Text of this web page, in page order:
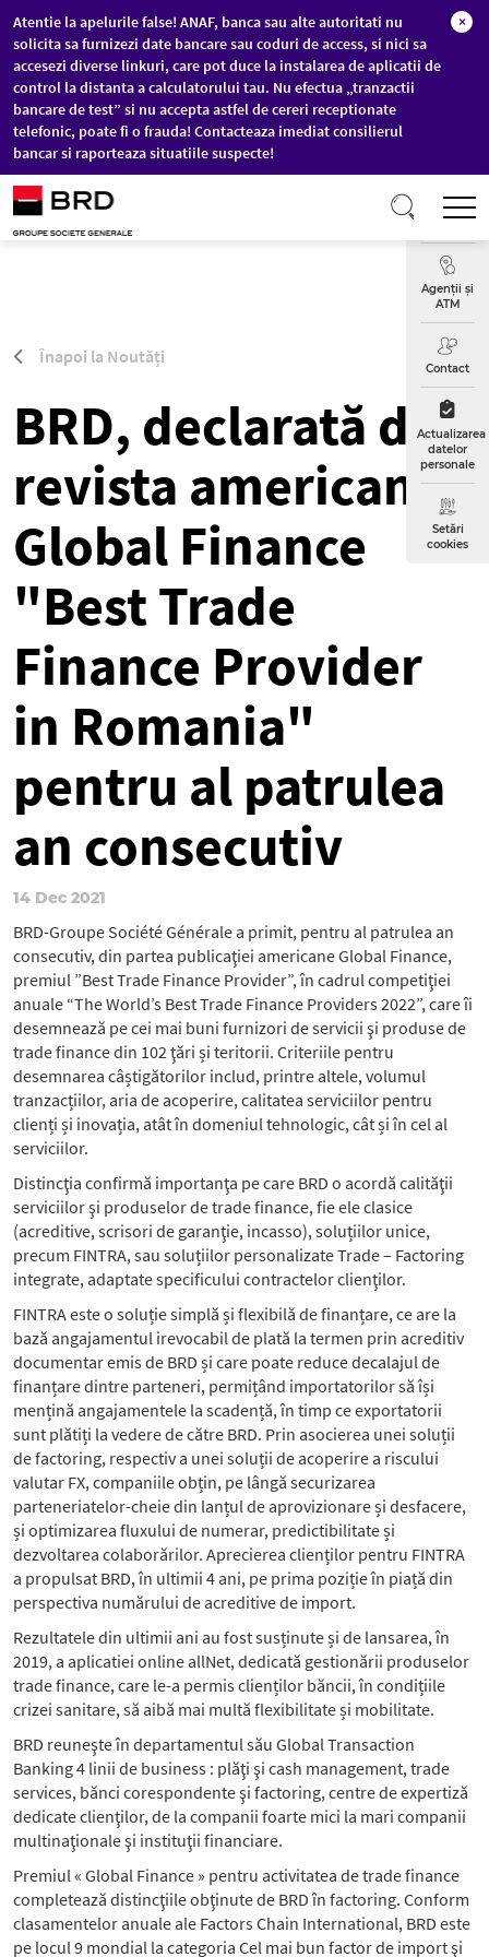
Sari la conținutul principal
Atentie la apelurile false! ANAF, banca sau alte autoritati nu
solicita sa furnizezi date bancare sau coduri de access, si nici sa
accesezi diverse linkuri, care pot duce la instalarea de aplicatii de
control la distanta a calculatorului tau. Nu efectua „tranzactii
bancare de test” si nu accepta astfel de cereri receptionate
telefonic, poate fi o frauda! Contacteaza imediat consilierul
bancar si raporteaza situatiile suspecte!
×
Curs
Agenții și
ATM
Contact
Actualizarea
datelor
personale
Setări
cookies
Înapoi la Noutăți
BRD, declarată de
revista americană
Global Finance
"Best Trade
Finance Provider
in Romania"
pentru al patrulea
an consecutiv
14 Dec 2021
BRD-Groupe Société Générale a primit, pentru al patrulea an
consecutiv, din partea publicaţiei americane Global Finance,
premiul ”Best Trade Finance Provider”, în cadrul competiţiei
anuale “The World’s Best Trade Finance Providers 2022”, care îi
desemnează pe cei mai buni furnizori de servicii şi produse de
trade finance din 102 ţări și teritorii. Criteriile pentru
desemnarea câștigătorilor includ, printre altele, volumul
tranzacțiilor, aria de acoperire, calitatea serviciilor pentru
clienți și inovația, atât în domeniul tehnologic, cât și în cel al
serviciilor.
Distincţia confirmă importanţa pe care BRD o acordă calităţii
serviciilor şi produselor de trade finance, fie ele clasice
(acreditive, scrisori de garanţie, incasso), soluțiilor unice,
precum FINTRA, sau soluțiilor personalizate Trade – Factoring
integrate, adaptate specificului contractelor clienţilor.
FINTRA este o soluție simplă și flexibilă de finanțare, ce are la
bază angajamentul irevocabil de plată la termen prin acreditiv
documentar emis de BRD și care poate reduce decalajul de
finanțare dintre parteneri, permițând importatorilor să își
mențină angajamentele la scadență, în timp ce exportatorii
sunt plătiți la vedere de către BRD. Prin asocierea unei soluții
de factoring, respectiv a unei soluții de acoperire a riscului
valutar FX, companiile obțin, pe lângă securizarea
parteneriatelor-cheie din lanțul de aprovizionare și desfacere,
și optimizarea fluxului de numerar, predictibilitate și
dezvoltarea colaborărilor. Aprecierea clienților pentru FINTRA
a propulsat BRD, în ultimii 4 ani, pe prima poziție în piață din
perspectiva numărului de acreditive de import.
Rezultatele din ultimii ani au fost susținute și de lansarea, în
2019, a aplicatiei online allNet, dedicată gestionării produselor
trade finance, care le-a permis clienților băncii, în condițiile
crizei sanitare, să aibă mai multă flexibilitate și mobilitate.
BRD reuneşte în departamentul său Global Transaction
Banking 4 linii de business : plăţi şi cash management, trade
services, bănci corespondente şi factoring, centre de expertiză
dedicate clienţilor, de la companii foarte mici la mari companii
multinaţionale şi instituţii financiare.
Premiul « Global Finance » pentru activitatea de trade finance
completează distincţiile obţinute de BRD în factoring. Conform
clasamentelor anuale ale Factors Chain International, BRD este
pe locul 9 mondial la categoria Cel mai bun factor de import şi